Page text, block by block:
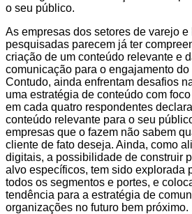
o seu público.
As empresas dos setores de varejo
pesquisadas parecem já ter
criação de um conteúdo relevante e
comunicação para o engajamento
Contudo, ainda enfrentam desafios
uma estratégia de conteúdo com
em cada quatro respondentes
conteúdo relevante para o seu
empresas que o fazem não sabem
cliente de fato deseja. Ainda, como
digitais, a possibilidade de construir
alvo específicos, tem sido explorada
todos os segmentos e portes, e
tendência para a estratégia de
organizações no futuro bem próximo.